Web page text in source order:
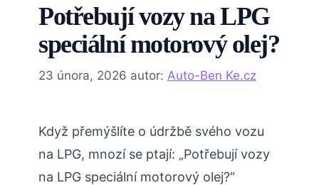
Potřebují vozy na LPG
speciální motorový olej?
23 února, 2026 autor: Auto-Ben Ke.cz
Když přemýšlíte o údržbě svého vozu
na LPG, mnozí se ptají: „Potřebují vozy
na LPG speciální motorový olej?“